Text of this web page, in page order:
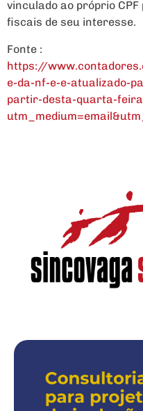
vinculado ao próprio
fiscais de seu interesse.
Fonte :
https://
e-da-nf-e-e-atualizado-
partir-desta-quarta-